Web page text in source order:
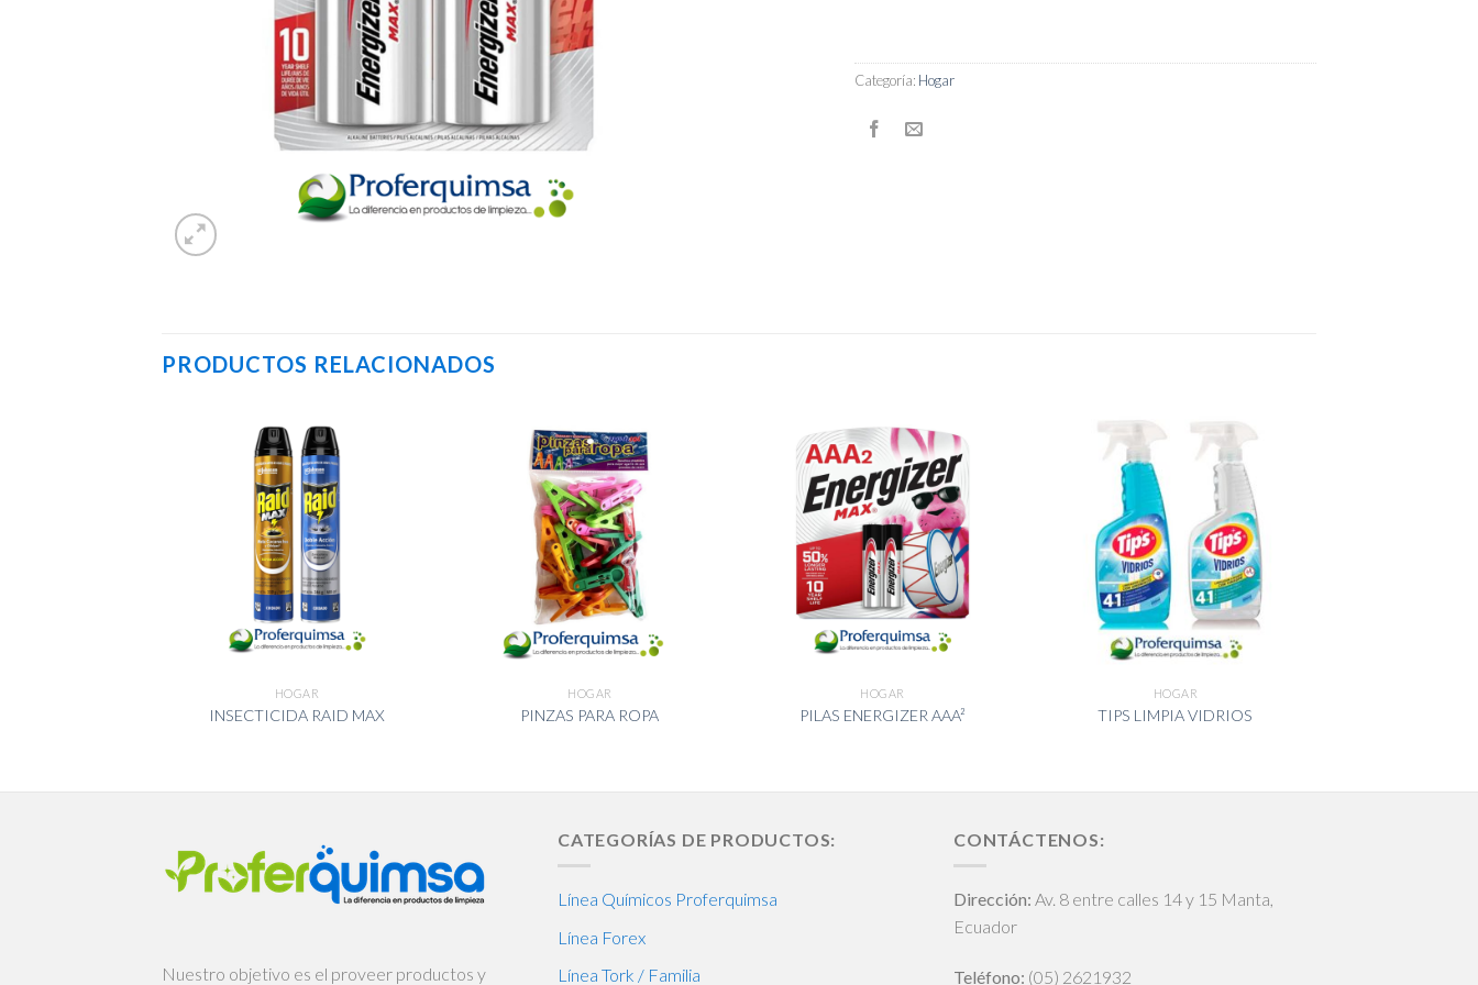
Categoría: Hogar
PRODUCTOS RELACIONADOS
HOGAR
INSECTICIDA RAID MAX
HOGAR
PINZAS PARA ROPA
HOGAR
PILAS ENERGIZER AAA²
HOGAR
TIPS LIMPIA VIDRIOS
Nuestro objetivo es el proveer productos y
CATEGORÍAS DE PRODUCTOS:
Línea Químicos Proferquimsa
Línea Forex
Línea Tork / Familia
CONTÁCTENOS:
Dirección: Av. 8 entre calles 14 y 15 Manta,
Ecuador
Teléfono: (05) 2621932